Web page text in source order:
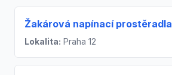
Žakárová napínací prostěradla
Lokalita: Praha 12